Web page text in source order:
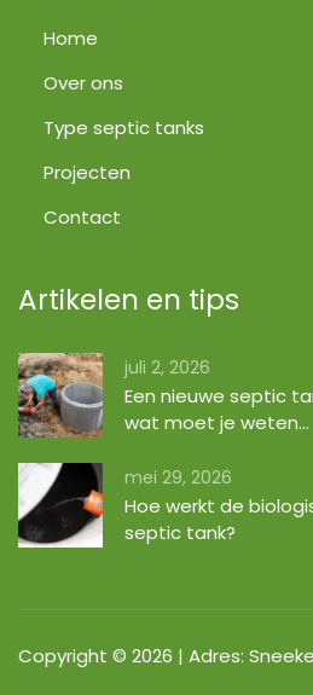
Home
Over ons
Type septic tanks
Projecten
Contact
Artikelen en tips
juli 2, 2026
Een nieuwe septic
wat moet je weten…
mei 29, 2026
Hoe werkt de
septic tank?
Copyright © 2026 | Adres: